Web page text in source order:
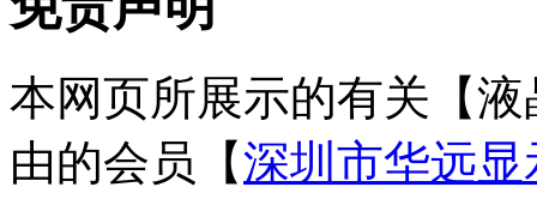
本网页所展示的有关【
由的会员【深圳市华远